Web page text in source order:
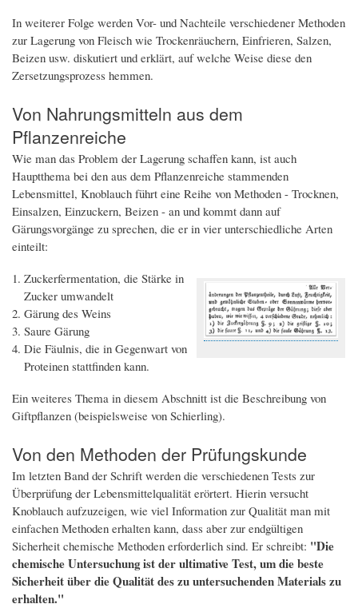
In weiterer Folge werden Vor- und Nachteile verschiedener Methoden
zur Lagerung von Fleisch wie Trockenräuchern, Einfrieren, Salzen,
Beizen usw. diskutiert und erklärt, auf welche Weise diese den
Zersetzungsprozess hemmen.
Von Nahrungsmitteln aus dem
Pflanzenreiche
Wie man das Problem der Lagerung schaffen kann, ist auch
Hauptthema bei den aus dem Pflanzenreiche stammenden
Lebensmittel, Knoblauch führt eine Reihe von Methoden - Trocknen,
Einsalzen, Einzuckern, Beizen - an und kommt dann auf
Gärungsvorgänge zu sprechen, die er in vier unterschiedliche Arten
einteilt:
Zuckerfermentation, die Stärke in
Zucker umwandelt
Gärung des Weins
Saure Gärung
Die Fäulnis, die in Gegenwart von
Proteinen stattfinden kann.
Ein weiteres Thema in diesem Abschnitt ist die Beschreibung von
Giftpflanzen (beispielsweise von Schierling).
Von den Methoden der Prüfungskunde
Im letzten Band der Schrift werden die verschiedenen Tests zur
Überprüfung der Lebensmittelqualität erörtert. Hierin versucht
Knoblauch aufzuzeigen, wie viel Information zur Qualität man mit
einfachen Methoden erhalten kann, dass aber zur endgültigen
Sicherheit chemische Methoden erforderlich sind. Er schreibt: "Die
chemische Untersuchung ist der ultimative Test, um die beste
Sicherheit über die Qualität des zu untersuchenden Materials zu
erhalten."